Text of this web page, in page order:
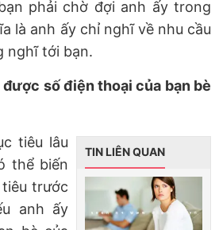
phải chờ đợi anh ấy trong
là anh ấy chỉ nghĩ về nhu cầu
nghĩ tới bạn.
số điện thoại của bạn bè
TIN LIÊN QUAN
tiêu lâu
thể biến
trước
anh ấy